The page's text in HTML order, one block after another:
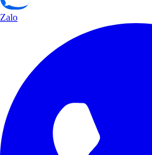
Zalo